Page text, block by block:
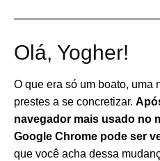
Olá, Yogher!
O que era só um boato, uma
prestes a se concretizar.
navegador mais usado no
Google Chrome pode ser
que você acha dessa